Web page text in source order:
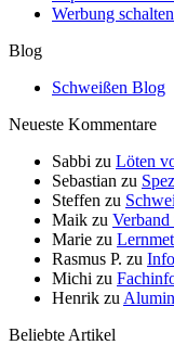
Werbung schalten
Blog
Schweißen Blog
Neueste Kommentare
Sabbi zu Löten
Sebastian zu
Steffen zu
Maik zu
Marie zu
Rasmus P. zu
Michi zu
Henrik zu
Beliebte Artikel